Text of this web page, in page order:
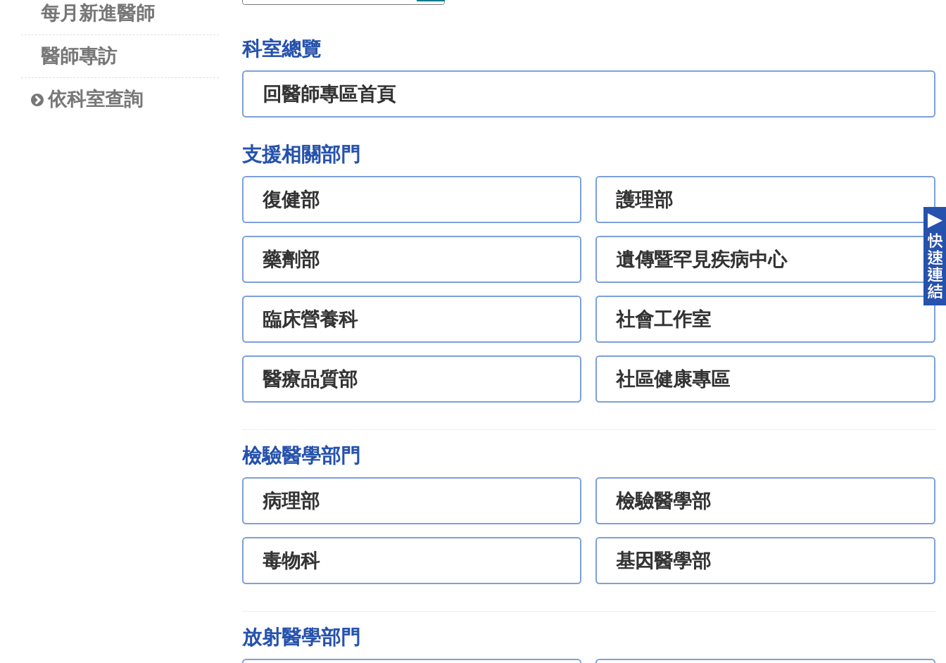
每月新進醫師
醫師專訪
依科室查詢
科室總覽
回醫師專區首頁
支援相關部門
復健部 護理部
藥劑部 遺傳暨罕見疾病中心
臨床營養科 社會工作室
醫療品質部 社區健康專區
檢驗醫學部門
病理部 檢驗醫學部
毒物科 基因醫學部
放射醫學部門